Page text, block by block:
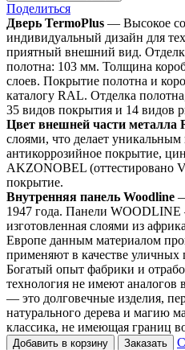
Поделиться
Дверь TermoPlus — Высокое
индивидуальный дизайн для
приятный внешний вид.
полотна: 103 мм. Толщина
слоев. Покрытие полотна и
каталогу RAL. Отделка
35 видов покрытия и 14 видов
Цвет внешней части металла
слоями, что делает уникальным
антикоррозийное покрытие,
AKZONOBEL (оттестировано
покрытие.
Внутренняя панель Woodline
1947 года. Панели WOODLINE
изготовленная слоями из
Европе данным материалом
применяют в качестве уличных
Богатый опыт фабрики и
технология не имеют
— это долговечные изделия,
натурального дерева и магию
классика, не имеющая границ
Добавить в корзину Заказать